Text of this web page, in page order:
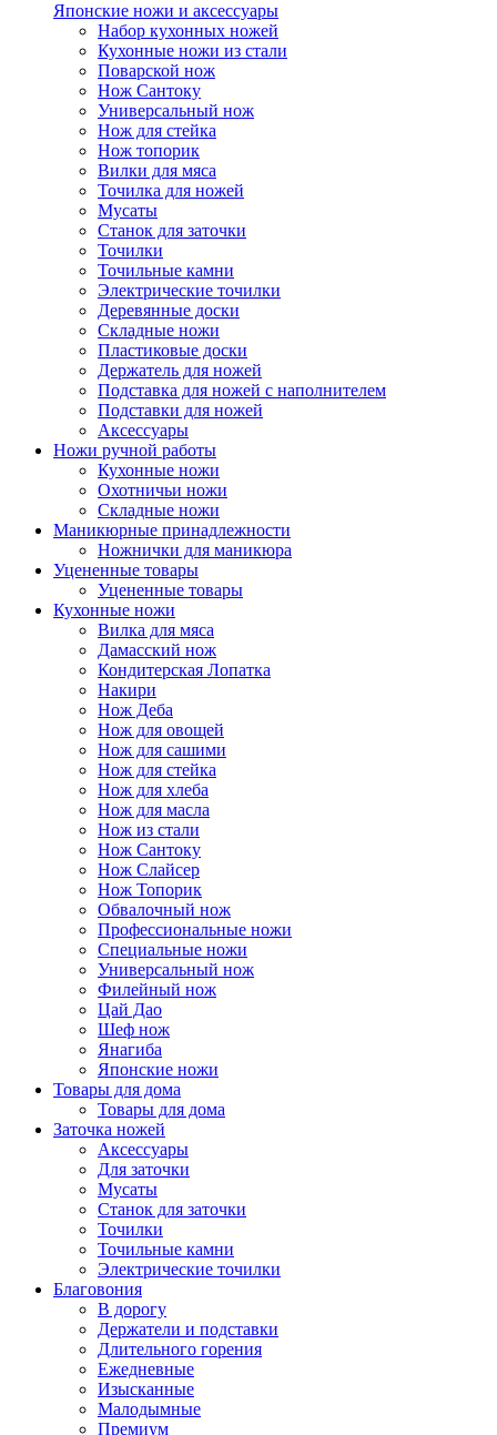
Японские ножи и аксессуары
Набор кухонных ножей
Кухонные ножи из стали
Поварской нож
Нож Сантоку
Универсальный нож
Нож для стейка
Нож топорик
Вилки для мяса
Точилка для ножей
Мусаты
Станок для заточки
Точилки
Точильные камни
Электрические точилки
Деревянные доски
Складные ножи
Пластиковые доски
Держатель для ножей
Подставка для ножей с наполнителем
Подставки для ножей
Аксессуары
Ножи ручной работы
Кухонные ножи
Охотничьи ножи
Складные ножи
Маникюрные принадлежности
Ножнички для маникюра
Уцененные товары
Уцененные товары
Кухонные ножи
Вилка для мяса
Дамасский нож
Кондитерская Лопатка
Накири
Нож Деба
Нож для овощей
Нож для сашими
Нож для стейка
Нож для хлеба
Нож для масла
Нож из стали
Нож Сантоку
Нож Слайсер
Нож Топорик
Обвалочный нож
Профессиональные ножи
Специальные ножи
Универсальный нож
Филейный нож
Цай Дао
Шеф нож
Янагиба
Японские ножи
Товары для дома
Товары для дома
Заточка ножей
Аксессуары
Для заточки
Мусаты
Станок для заточки
Точилки
Точильные камни
Электрические точилки
Благовония
В дорогу
Держатели и подставки
Длительного горения
Ежедневные
Изысканные
Малодымные
Премиум